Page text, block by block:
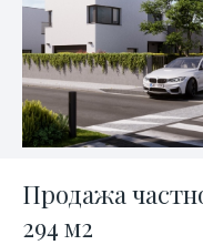
Продажа
294 м2